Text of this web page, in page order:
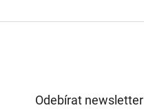
Odebírat newsletter